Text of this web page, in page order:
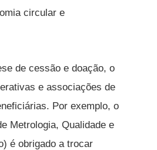
circular e
de cessão e doação, o
e associações de
Por exemplo, o
Metrologia, Qualidade e
é obrigado a trocar